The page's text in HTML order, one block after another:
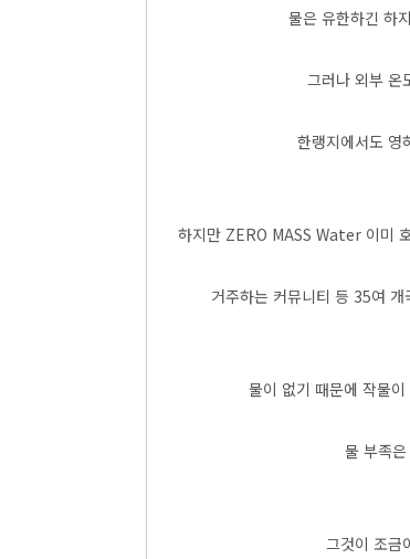
물은 유한하긴 하
그러나 외부 온
한랭지에서도 영
하지만 ZERO MASS Water 이미
거주하는 커뮤니티 등 35여
물이 없기 때문에 작물
물 부족
그것이 조금